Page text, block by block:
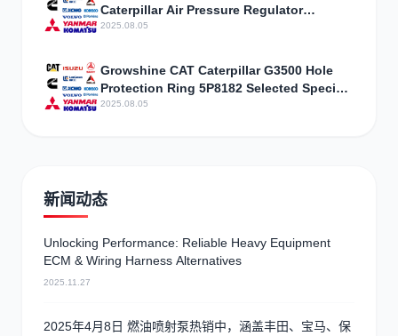
Caterpillar Air Pressure Regulator
Assembly 3301843 Parameter
2025.08.05
Growshine CAT Caterpillar G3500 Hole
Protection Ring 5P8182 Selected Special
Offers
2025.08.05
新闻动态
Unlocking Performance: Reliable Heavy Equipment
ECM & Wiring Harness Alternatives
2025.11.27
2025年4月8日 燃油喷射泵热销中，涵盖丰田、宝马、保